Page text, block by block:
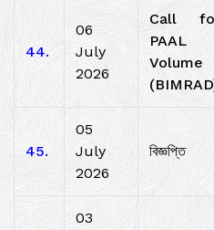
44.
06
July
2026
Call
PAAL
45.
05
July
2026
বিজ্ঞপ্তি
03